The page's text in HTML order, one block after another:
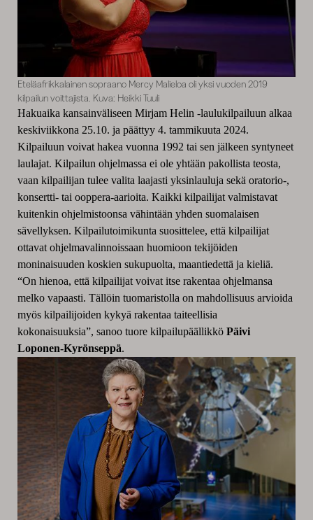
Eteläafrikkalainen sopraano Mercy Malieloa oli yksi vuoden 2019
kilpailun voittajista. Kuva: Heikki Tuuli
Hakuaika kansainväliseen Mirjam Helin -laulukilpailuun alkaa
keskiviikkona 25.10. ja päättyy 4. tammikuuta 2024.
Kilpailuun voivathakea vuonna 1992 tai sen jälkeen syntyneet
laulajat. Kilpailun ohjelmassa ei ole yhtään pakollista teosta,
vaan kilpailijan tulee valita laajasti yksinlauluja sekä oratorio-,
konsertti- tai ooppera-aarioita. Kaikki kilpailijat valmistavat
kuitenkin ohjelmistoonsa vähintään yhden suomalaisen
sävellyksen. Kilpailutoimikunta suosittelee, että kilpailijat
ottavat ohjelmavalinnoissaan huomioon tekijöiden
moninaisuuden koskien sukupuolta, maantiedettä ja kieliä.
“On hienoa, että kilpailijat voivat itse rakentaa ohjelmansa
melko vapaasti. Tällöin tuomaristolla on mahdollisuus arvioida
myöskilpailijoiden kykyä rakentaa taiteellisia
kokonaisuuksia”, sanoo tuore kilpailupäällikkö Päivi
Loponen-Kyrönseppä.